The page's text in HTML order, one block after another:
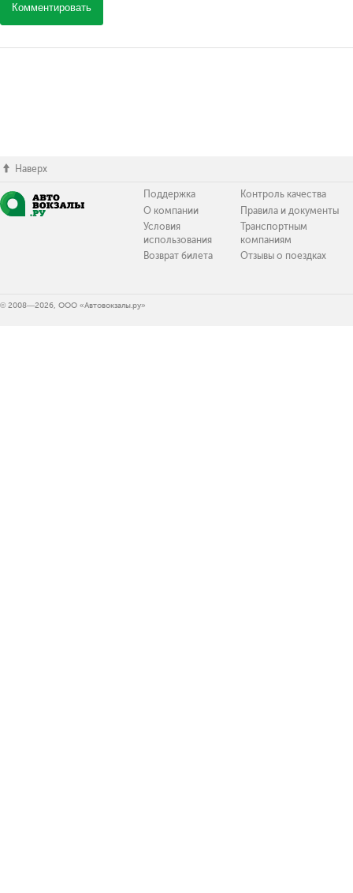
Комментировать
Наверх
Поддержка
О компании
Условия
использования
Возврат билета
Контроль качества
Правила и документы
Транспортным
компаниям
Отзывы о поездках
© 2008—2026, ООО «Автовокзалы.ру»